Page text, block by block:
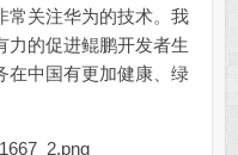
常关注华为的技术。我
力的促进鲲鹏开发者生
在中国有更加健康、绿